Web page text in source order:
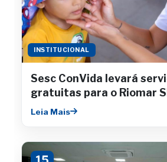
INSTITUCIONAL
Sesc ConVida levará
gratuitas para o Riomar
Leia Mais